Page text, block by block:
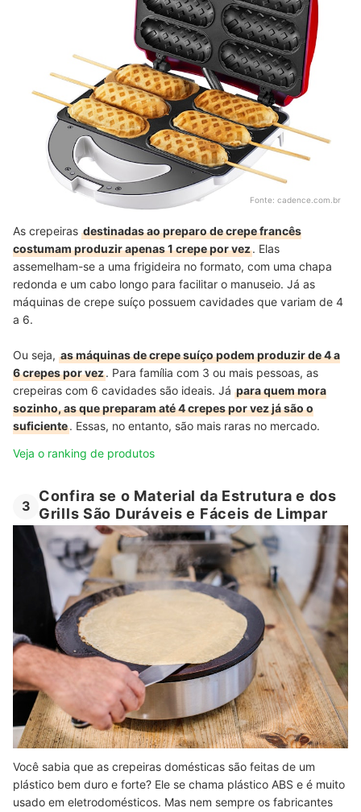
Fonte: cadence.com.br
As crepeiras destinadas ao preparo de crepe francês
costumam produzir apenas 1 crepe por vez. Elas
assemelham-se a uma frigideira no formato, com uma chapa
redonda e um cabo longo para facilitar o manuseio. Já as
máquinas de crepe suíço possuem cavidades que variam de 4
a 6.
Ou seja, as máquinas de crepe suíço podem produzir de 4 a
6 crepes por vez. Para família com 3 ou mais pessoas, as
crepeiras com 6 cavidades são ideais. Já para quem mora
sozinho, as que preparam até 4 crepes por vez já são o
suficiente. Essas, no entanto, são mais raras no mercado.
Veja o ranking de produtos
3
Confira se o Material da Estrutura e dos
Grills São Duráveis e Fáceis de Limpar
Você sabia que as crepeiras domésticas são feitas de um
plástico bem duro e forte? Ele se chama plástico ABS e é muito
usado em eletrodomésticos. Mas nem sempre os fabricantes